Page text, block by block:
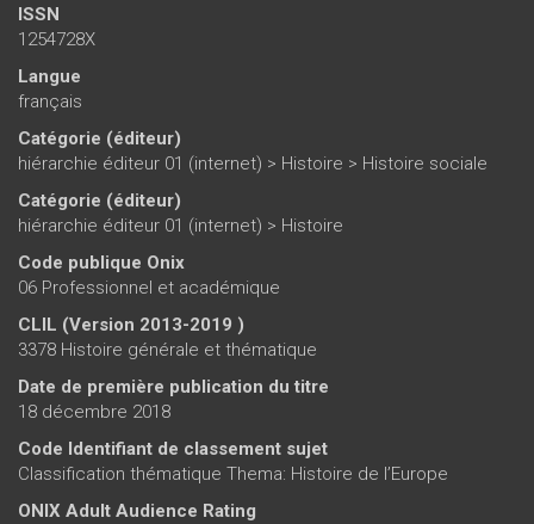
ISSN
1254728X
Langue
français
Catégorie (éditeur)
hiérarchie éditeur 01 (internet) > Histoire > Histoire sociale
Catégorie (éditeur)
hiérarchie éditeur 01 (internet) > Histoire
Code publique Onix
06 Professionnel et académique
CLIL (Version 2013-2019 )
3378 Histoire générale et thématique
Date de première publication du titre
18 décembre 2018
Code Identifiant de classement sujet
Classification thématique Thema: Histoire de l’Europe
ONIX Adult Audience Rating